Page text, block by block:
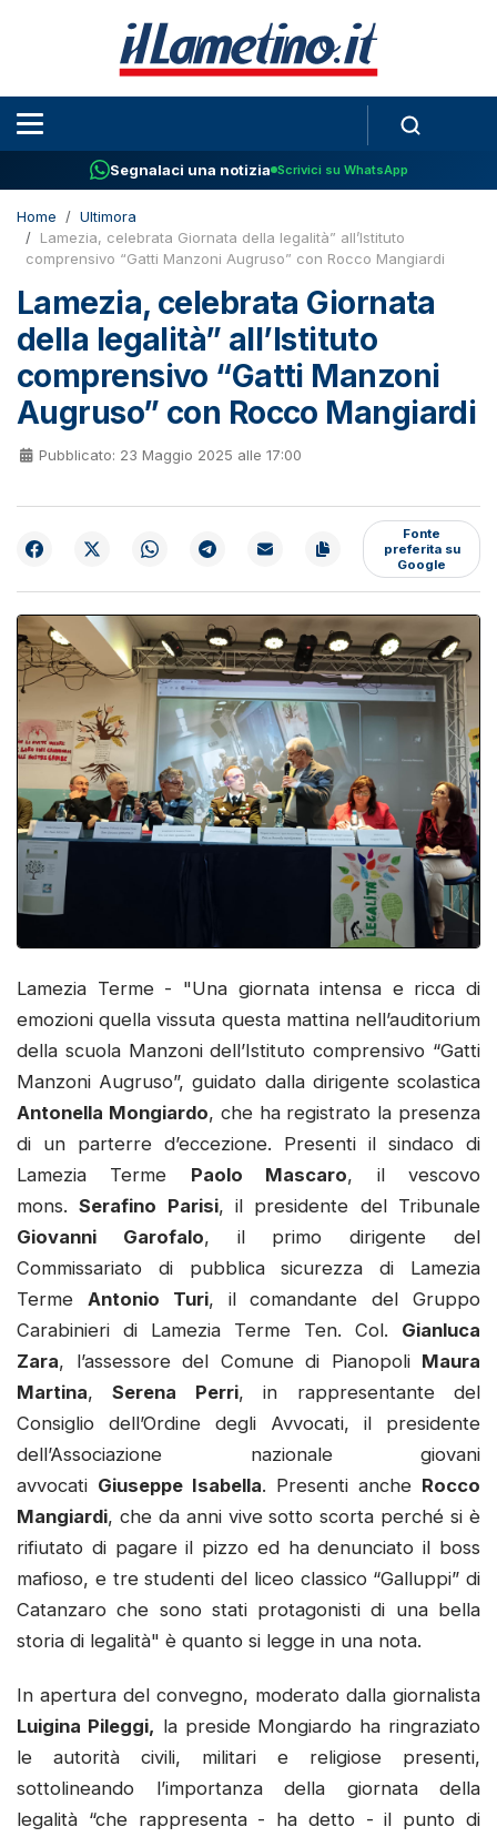
Segnalaci una notizia Scrivici su WhatsApp
Home
Ultimora
Lamezia, celebrata Giornata della legalità” all’Istituto
comprensivo “Gatti Manzoni Augruso” con Rocco Mangiardi
Lamezia, celebrata Giornata
della legalità” all’Istituto
comprensivo “Gatti Manzoni
Augruso” con Rocco Mangiardi
Pubblicato: 23 Maggio 2025 alle 17:00
Fonte
preferita su
Google
Lamezia Terme - "Una giornata intensa e ricca di
emozioni quella vissuta questa mattina nell’auditorium
della scuola Manzoni dell’Istituto comprensivo “Gatti
Manzoni Augruso”, guidato dalla dirigente scolastica
Antonella Mongiardo, che ha registrato la presenza
di un parterre d’eccezione. Presenti il sindaco di
Lamezia Terme Paolo Mascaro, il vescovo
mons.Serafino Parisi, il presidente del Tribunale
Giovanni Garofalo, il primo dirigente del
Commissariato di pubblica sicurezza di Lamezia
Terme Antonio Turi, il comandante del Gruppo
Carabinieri di Lamezia Terme Ten. Col. Gianluca
Zara, l’assessore del Comune di Pianopoli Maura
Martina,Serena Perri, in rappresentante del
Consiglio dell’Ordine degli Avvocati, il presidente
dell’Associazione nazionale giovani
avvocati Giuseppe Isabella. Presenti anche Rocco
Mangiardi, che da anni vive sotto scorta perché si è
rifiutato di pagare il pizzo ed ha denunciato il boss
mafioso, e tre studenti del liceo classico “Galluppi” di
Catanzaro che sono stati protagonisti di una bella
storia di legalità" è quanto si legge in una nota.
In apertura del convegno, moderato dalla giornalista
Luigina Pileggi, la preside Mongiardo ha ringraziato
le autorità civili, militari e religiose presenti,
sottolineando l’importanza della giornata della
legalità “che rappresenta - ha detto - il punto di